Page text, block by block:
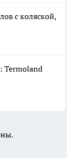
с коляской,
Termoland